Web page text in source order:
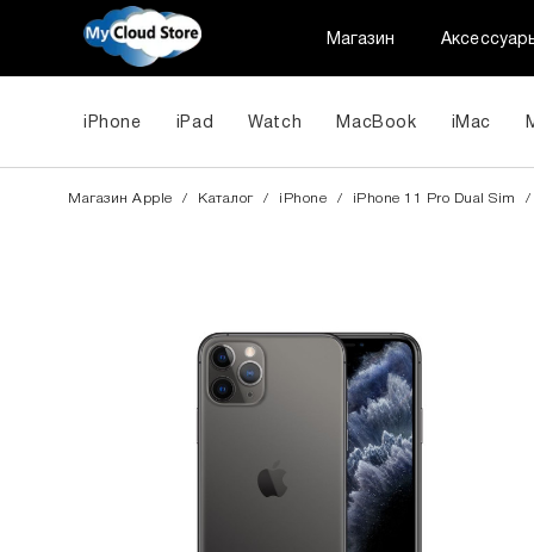
Магазин
iPhone iPad Watch MacBook iMac
Магазин Apple / Каталог / iPhone / iPhone 11 Pro Dual Sim /